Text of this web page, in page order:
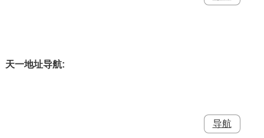
天一地址导航: